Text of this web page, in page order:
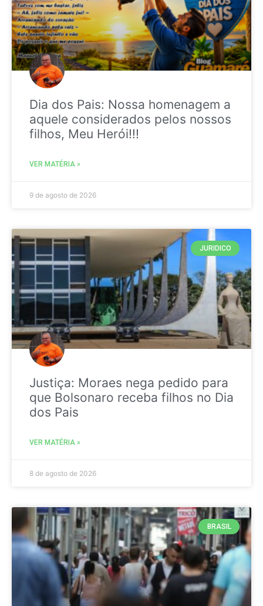
Dia dos Pais: Nossa homenagem a
aquele considerados pelos nossos
filhos, Meu Herói!!!
VER MATÉRIA »
9 de agosto de 2026
JURIDICO
Justiça: Moraes nega pedido para
que Bolsonaro receba filhos no Dia
dos Pais
VER MATÉRIA »
8 de agosto de 2026
BRASIL